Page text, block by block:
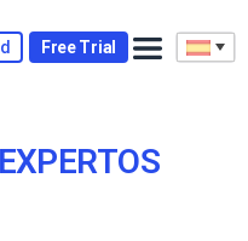
Free Trial